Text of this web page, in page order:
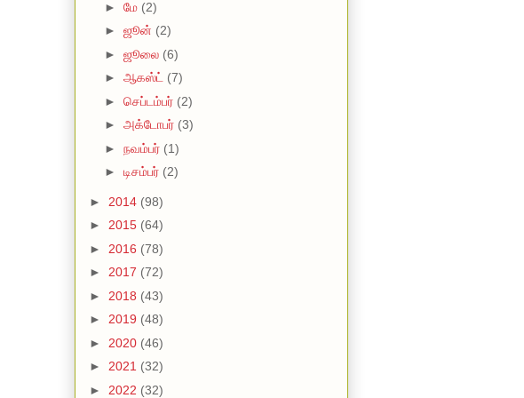
► மே (2)
► ஜூன் (2)
► ஜூலை (6)
► ஆகஸ்ட் (7)
► செப்டம்பர் (2)
► அக்டோபர் (3)
► நவம்பர் (1)
► டிசம்பர் (2)
► 2014 (98)
► 2015 (64)
► 2016 (78)
► 2017 (72)
► 2018 (43)
► 2019 (48)
► 2020 (46)
► 2021 (32)
► 2022 (32)